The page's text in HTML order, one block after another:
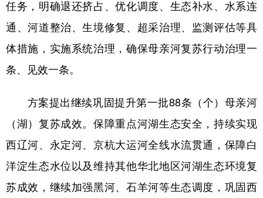
浙江 安徽 福建 江西
山东 河南 湖北 湖南
陕西 甘肃 青海 宁夏
任务，明确退还挤占、优化调度、生态补水、水系连
通、河道整治、生境修复、超采治理、监测评估等具
体措施，实施系统治理，确保母亲河复苏行动治理一
条、见效一条。
方案提出继续巩固提升第一批88条（个）母亲河
（湖）复苏成效。保障重点河湖生态安全，持续实现
西辽河、永定河、京杭大运河全线水流贯通，保障白
洋淀生态水位以及维持其他华北地区河湖生态环境复
苏成效，继续加强黑河、石羊河等生态调度，巩固西